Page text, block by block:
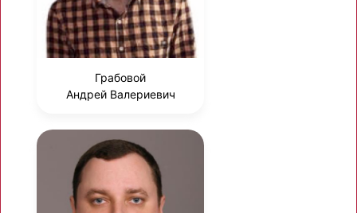
Грабовой
Андрей Валериевич